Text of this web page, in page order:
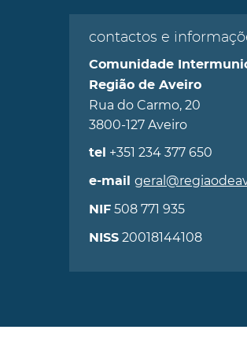
contactos e
Comunidade
Região de Aveiro
Rua do Carmo, 20
3800-127 Aveiro
tel +351 234 377 650
e-mail
NIF508 771 935
NISS20018144108